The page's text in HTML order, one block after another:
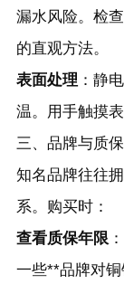
漏水风险。 检
的直观方法。
表面处理 ：静
温。用手触摸
三、品牌与质
知名品牌往往
系。购买时：
查看质保年限
一些**品牌对